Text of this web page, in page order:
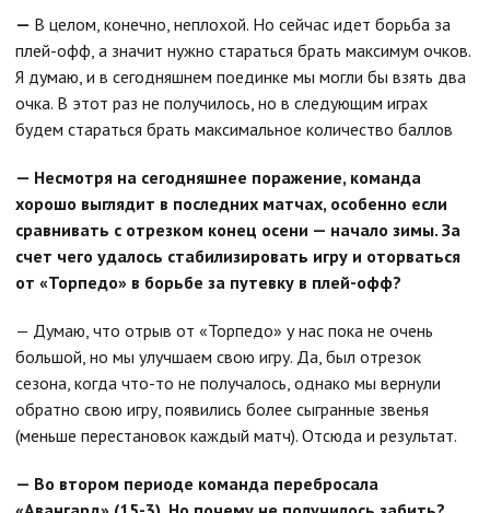
— В целом, конечно, неплохой. Но сейчас идет борьба за
плей-офф, а значит нужно стараться брать максимум очков.
Я думаю, и в сегодняшнем поединке мы могли бы взять два
очка. В этот раз не получилось, но в следующим играх
будем стараться брать максимальное количество баллов
— Несмотря на сегодняшнее поражение, команда
хорошо выглядит в последних матчах, особенно если
сравнивать с отрезком конец осени — начало зимы. За
счет чего удалось стабилизировать игру и оторваться
от «Торпедо» в борьбе за путевку в плей-офф?
— Думаю, что отрыв от «Торпедо» у нас пока не очень
большой, но мы улучшаем свою игру. Да, был отрезок
сезона, когда что-то не получалось, однако мы вернули
обратно свою игру, появились более сыгранные звенья
(меньше перестановок каждый матч). Отсюда и результат.
— Во втором периоде команда перебросала